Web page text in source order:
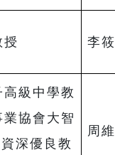
李
級中學教
協會大智
深優良教
周